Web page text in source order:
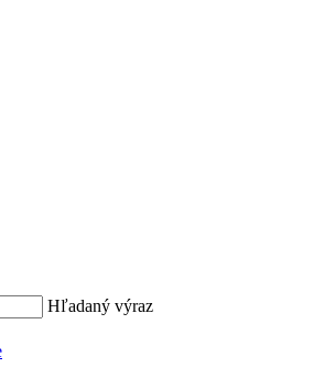
Hľadaný výraz